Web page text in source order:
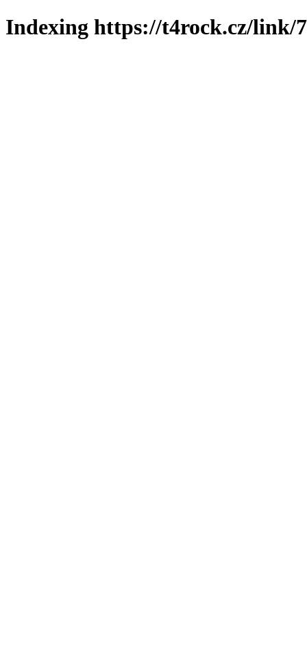
Indexing https://t4rock.cz/link/